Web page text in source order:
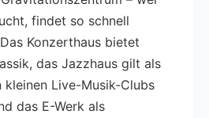
findet so schnell
Konzerthaus bietet
das Jazzhaus gilt als
kleinen Live-Musik-Clubs
das E-Werk als